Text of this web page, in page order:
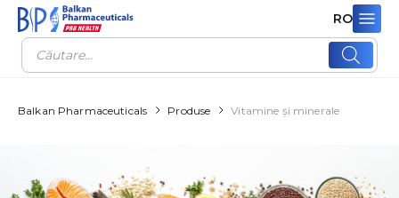
RO
Products
search
Balkan Pharmaceuticals Produse Vitamine și minerale